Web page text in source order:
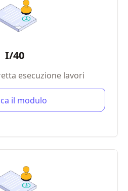
I/40
esecuzione lavori
il modulo